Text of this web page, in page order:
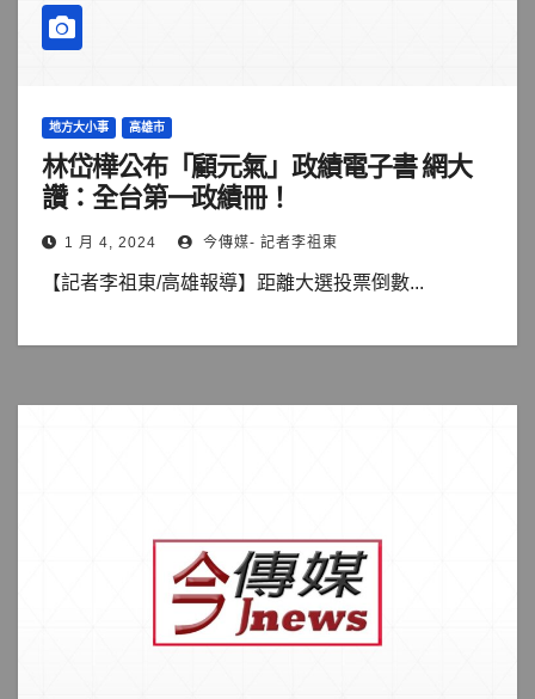
地方大小事 高雄市
林岱樺公布「顧元氣」政績電子書 網大
讚：全台第一政績冊！
1 月 4, 2024 今傳媒- 記者李祖東
【記者李祖東/高雄報導】距離大選投票倒數...